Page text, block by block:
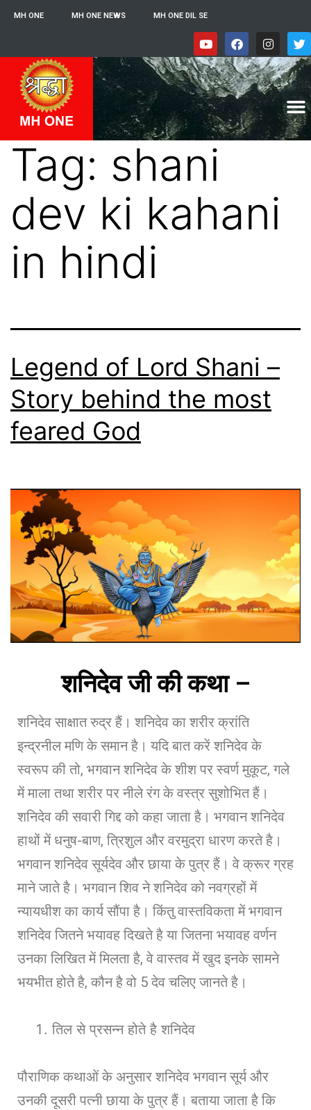
MH ONE MH ONE NEWS MH ONE DIL SE
Tag: shani
dev ki kahani
in hindi
Legend of Lord Shani –
Story behind the most
feared God
शनिदेव जी की कथा –
शनिदेव साक्षात रुद्र हैं। शनिदेव का शरीर क्रांति
इन्द्रनील मणि के समान है। यदि बात करें शनिदेव के
स्वरूप की तो, भगवान शनिदेव के शीश पर स्वर्ण मुकूट, गले
में माला तथा शरीर पर नीले रंग के वस्त्र सुशोभित हैं।
शनिदेव की सवारी गिद्द को कहा जाता है। भगवान शनिदेव
हाथों में धनुष-बाण, त्रिशुल और वरमुद्रा धारण करते है।
भगवान शनिदेव सूर्यदेव और छाया के पुत्र हैं। वे क्रूर ग्रह
माने जाते है। भगवान शिव ने शनिदेव को नवग्रहों में
न्यायधीश का कार्य सौंपा है। किंतु वास्तविकता में भगवान
शनिदेव जितने भयावह दिखते है या जितना भयावह वर्णन
उनका लिखित में मिलता है, वे वास्तव में खुद इनके सामने
भयभीत होते है, कौन है वो 5 देव चलिए जानते है।
तिल से प्रसन्न होते है शनिदेव
पौराणिक कथाओं के अनुसार शनिदेव भगवान सूर्य और
उनकी दूसरी पत्नी छाया के पुत्र हैं। बताया जाता है कि